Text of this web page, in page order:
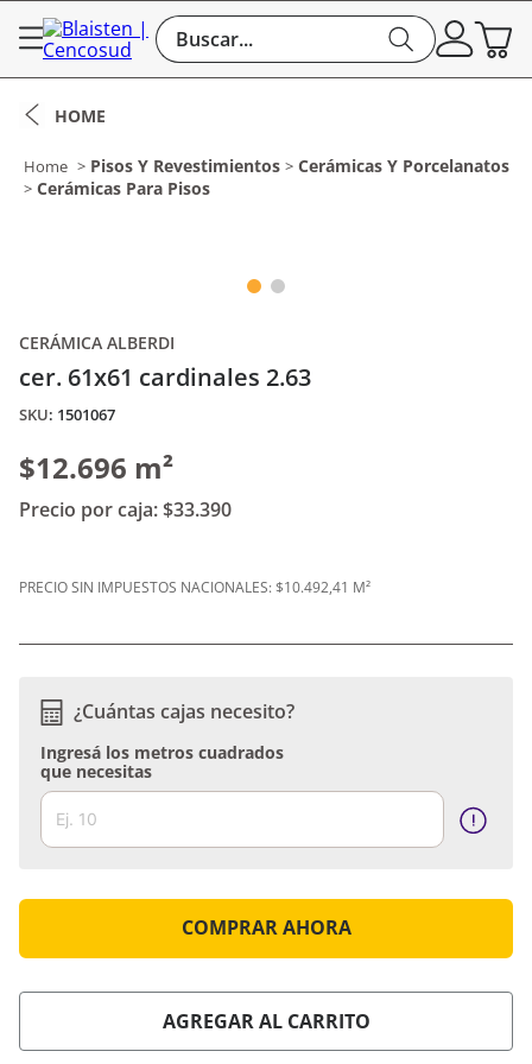
Buscar...
Pisos Y Revestimientos
Cerámicas Y Porcelanatos
Cerámicas Para Pisos
CERÁMICA ALBERDI
cer. 61x61 cardinales 2.63
: 1501067
$12.696 m²
Precio por caja:$33.390
PRECIO SIN IMPUESTOS NACIONALES:$10.492,41 M²
¿Cuántas cajas necesito?
Ingresá los metros cuadrados
que necesitas
COMPRAR AHORA
AGREGAR AL CARRITO